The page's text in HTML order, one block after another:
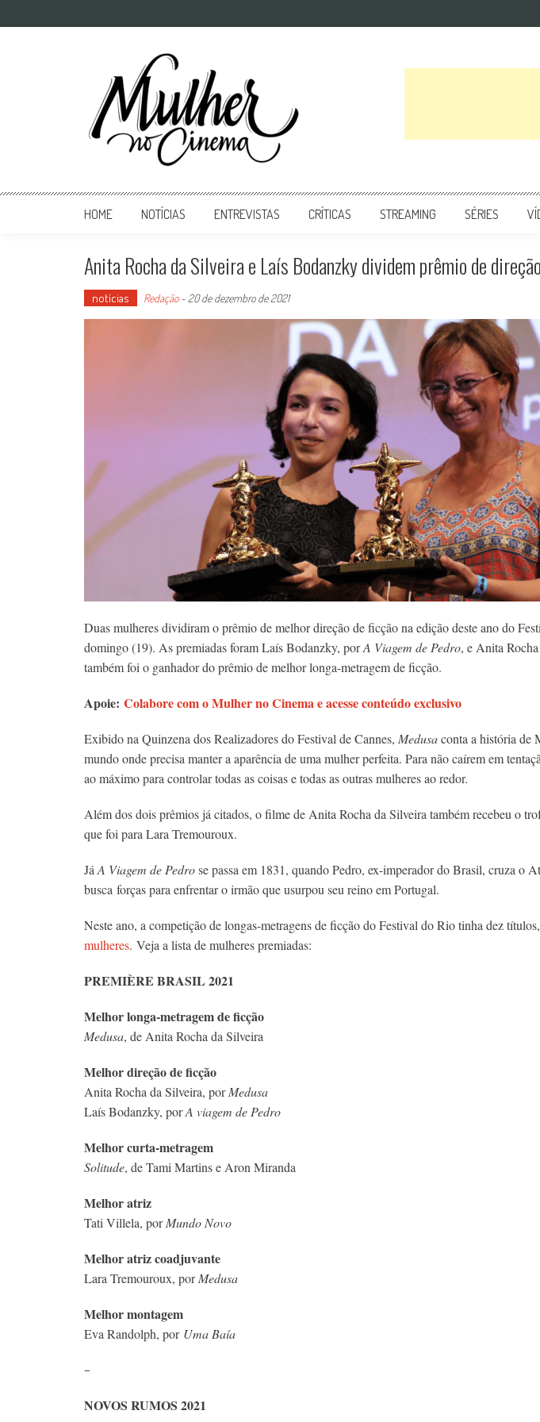
Mulher no Cinema
HOME NOTÍCIAS ENTREVISTAS CRÍTICAS STREAMING SÉRIES
Anita Rocha da Silveira e Laís Bodanzky dividem prêmio de
notícias Redação- 20 de dezembro de 2021
Duas mulheres dividiram o prêmio de melhor direção de ficção na edição deste ano do
domingo (19). As premiadas foram Laís Bodanzky, porA Viagem de Pedro, e Anita
também foi o ganhador do prêmio de melhor longa-metragem de ficção.
Apoie: Colabore com o Mulher no Cinema e acesse conteúdo exclusivo
Exibido na Quinzena dos Realizadores do Festival de Cannes, Medusaconta a história de
mundo onde precisa manter a aparência de uma mulher perfeita. Para não caírem em
ao máximo para controlar todas as coisas e todas as outras mulheres ao redor.
Além dos dois prêmios já citados, o filme de Anita Rocha da Silveira também recebeu o
que foi para Lara Tremouroux.
JáA Viagem de Pedrose passa em 1831, quando Pedro, ex-imperador do Brasil, cruza o
busca forças para enfrentar o irmão que usurpou seu reino em Portugal.
Neste ano, a competição de longas-metragens de ficção do Festival do Rio tinha dez títulos,
mulheres. Veja a lista de mulheres premiadas:
PREMIÈRE BRASIL 2021
Melhor longa-metragem de ficção
Medusa, de Anita Rocha da Silveira
Melhor direção de ficção
Anita Rocha da Silveira, porMedusa
Laís Bodanzky, porA viagem de Pedro
Melhor curta-metragem
Solitude, de Tami Martins e Aron Miranda
Melhor atriz
Tati Villela, porMundo Novo
Melhor atriz coadjuvante
Lara Tremouroux, porMedusa
Melhor montagem
Eva Randolph, por Uma Baía
–
NOVOS RUMOS 2021